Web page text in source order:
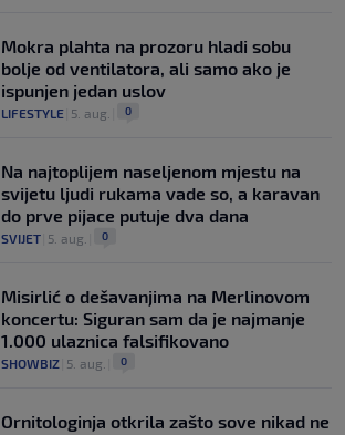
Mokra plahta na prozoru hladi sobu
bolje od ventilatora, ali samo ako je
ispunjen jedan uslov
LIFESTYLE 5. aug. 0
Na najtoplijem naseljenom mjestu na
svijetu ljudi rukama vade so, a karavan
do prve pijace putuje dva dana
SVIJET 5. aug. 0
Misirlić o dešavanjima na Merlinovom
koncertu: Siguran sam da je najmanje
1.000 ulaznica falsifikovano
SHOWBIZ 5. aug. 0
Ornitologinja otkrila zašto sove nikad ne